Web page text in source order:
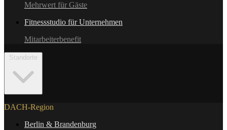
Mehrwert für Gäste
Fitnessstudio für Unternehmen
Mitarbeiterbenefit
DACH-Region
Berlin & Brandenburg